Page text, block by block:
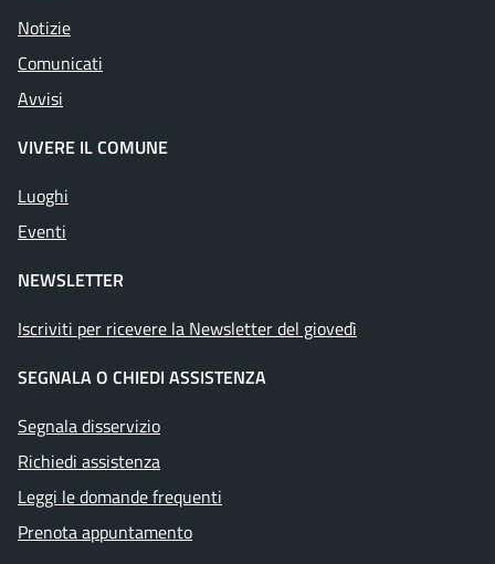
Notizie
Comunicati
Avvisi
VIVERE IL COMUNE
Luoghi
Eventi
NEWSLETTER
Iscriviti per ricevere la Newsletter del giovedì
SEGNALA O CHIEDI ASSISTENZA
Segnala disservizio
Richiedi assistenza
Leggi le domande frequenti
Prenota appuntamento